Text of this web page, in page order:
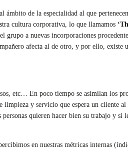
de la especialidad al que
cultura corporativa, lo que llamamos
a nuevas incorporaciones
afecta al de otro, y por ello,
etc… En poco tiempo se asimilan los
y servicio que espera un cliente
quieren hacer bien su trabajo y si
en nuestras métricas internas